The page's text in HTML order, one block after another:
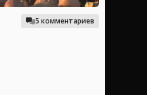
5 комментариев